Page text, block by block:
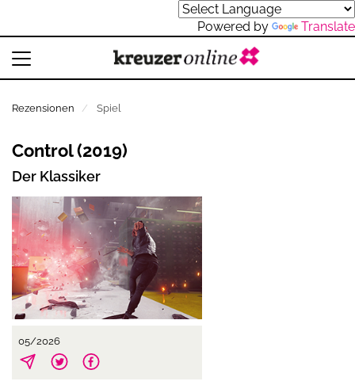
Powered by Translate
Rezensionen Spiel
05/2026
Control (2019)
Der Klassiker